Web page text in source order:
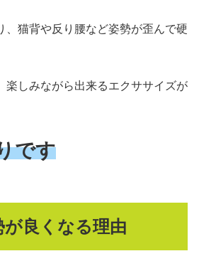
、猫背や反り腰など姿勢が歪んで硬
楽しみながら出来るエクササイズが
です
良くなる理由